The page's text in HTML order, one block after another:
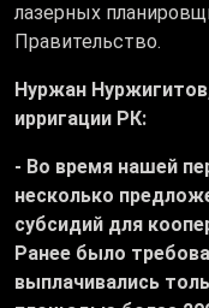
лазерных
Правительство.
Нуржан
ирригации РК:
- Во время нашей
несколько
субсидий для
Ранее было
выплачивались